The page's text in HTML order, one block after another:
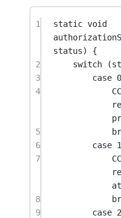
1 static void
status) {
2
switch
3
case 0
4
5
6
case 1
7
8
9
case 2